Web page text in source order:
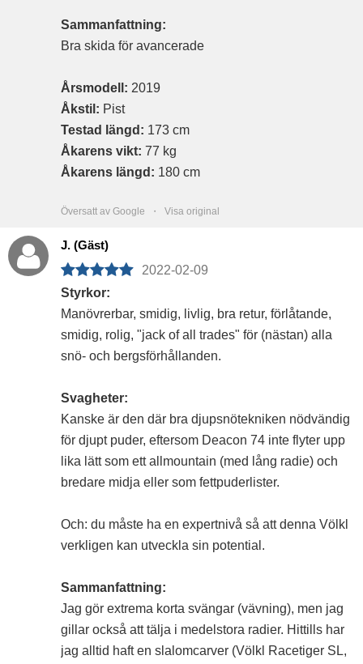
Sammanfattning:
Bra skida för avancerade
Årsmodell: 2019
Åkstil: Pist
Testad längd: 173 cm
Åkarens vikt: 77 kg
Åkarens längd: 180 cm
Översatt av Google ・ Visa original
J. (Gäst)
2022-02-09
Styrkor:
Manövrerbar, smidig, livlig, bra retur, förlåtande,
smidig, rolig, "jack of all trades" för (nästan) alla
snö- och bergsförhållanden.
Svagheter:
Kanske är den där bra djupsnötekniken nödvändig
för djupt puder, eftersom Deacon 74 inte flyter upp
lika lätt som ett allmountain (med lång radie) och
bredare midja eller som fettpuderlister.
Och: du måste ha en expertnivå så att denna Völkl
verkligen kan utveckla sin potential.
Sammanfattning:
Jag gör extrema korta svängar (vävning), men jag
gillar också att tälja i medelstora radier. Hittills har
jag alltid haft en slalomcarver (Völkl Racetiger SL,